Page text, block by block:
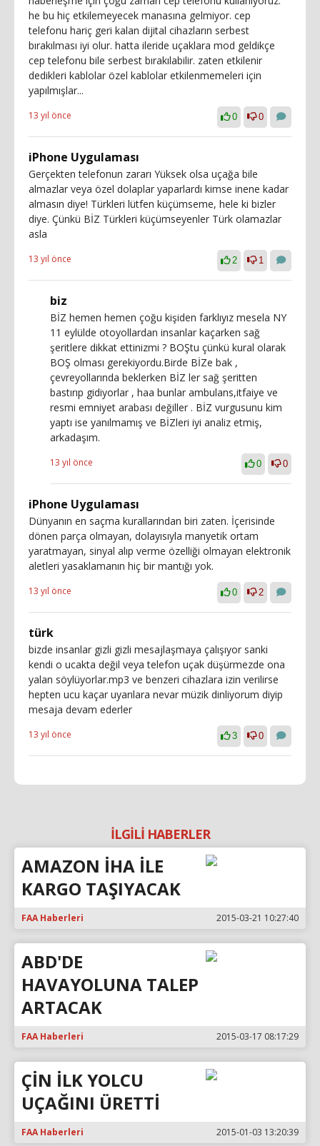
he bu hiç etkilemeyecek manasına gelmiyor. cep
telefonu hariç geri kalan dijital cihazların serbest
bırakılması iyi olur. hatta ileride uçaklara mod geldikçe
cep telefonu bile serbest bırakılabilir. zaten etkilenir
dedikleri kablolar özel kablolar etkilenmemeleri için
yapılmışlar...
13 yıl önce 0 0
iPhone Uygulaması
Gerçekten telefonun zararı Yüksek olsa uçağa bile
almazlar veya özel dolaplar yaparlardı kimse inene kadar
almasın diye! Türkleri lütfen küçümseme, hele ki bizler
diye. Çünkü BİZ Türkleri küçümseyenler Türk olamazlar
asla
13 yıl önce 2 1
biz
BİZ hemen hemen çoğu kişiden farklıyız mesela NY
11 eylülde otoyollardan insanlar kaçarken sağ
şeritlere dikkat ettinizmi ? BOŞtu çünkü kural olarak
BOŞ olması gerekiyordu.Birde BİZe bak ,
çevreyollarında beklerken BİZ ler sağ şeritten
bastırıp gidiyorlar , haa bunlar ambulans,itfaiye ve
resmi emniyet arabası değiller . BİZ vurgusunu kim
yaptı ise yanılmamış ve BİZleri iyi analiz etmiş,
arkadaşım.
13 yıl önce 0 0
iPhone Uygulaması
Dünyanın en saçma kurallarından biri zaten. İçerisinde
dönen parça olmayan, dolayısıyla manyetik ortam
yaratmayan, sinyal alıp verme özelliği olmayan elektronik
aletleri yasaklamanın hiç bir mantığı yok.
13 yıl önce 0 2
türk
bizde insanlar gizli gizli mesajlaşmaya çalışıyor sanki
kendi o ucakta değil veya telefon uçak düşürmezde ona
yalan söylüyorlar.mp3 ve benzeri cihazlara izin verilirse
hepten ucu kaçar uyarılara nevar müzik dinliyorum diyip
mesaja devam ederler
13 yıl önce 3 0
İLGİLİ HABERLER
AMAZON İHA İLE
KARGO TAŞIYACAK
FAA Haberleri 2015-03-21 10:27:40
ABD'DE
HAVAYOLUNA TALEP
ARTACAK
FAA Haberleri 2015-03-17 08:17:29
ÇİN İLK YOLCU
UÇAĞINI ÜRETTİ
FAA Haberleri 2015-01-03 13:20:39